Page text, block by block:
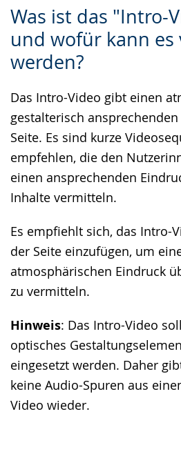
Was ist das "Intro-
und wofür kann es
werden?
Das Intro-Video gibt einen
gestalterisch
Seite. Es sind kurze
empfehlen, die den
einen ansprechenden
Inhalte vermitteln.
Es empfiehlt sich, das Intro-
der Seite einzufügen, um
atmosphärischen Eindruck
zu vermitteln.
Hinweis: Das Intro-Video
optisches
eingesetzt werden. Daher
keine Audio-Spuren aus
Video wieder.
Leichten
Sprache
wechseln.
Audio-
Unterstützung.
Video
in
Deutscher
wird
angezeigt.